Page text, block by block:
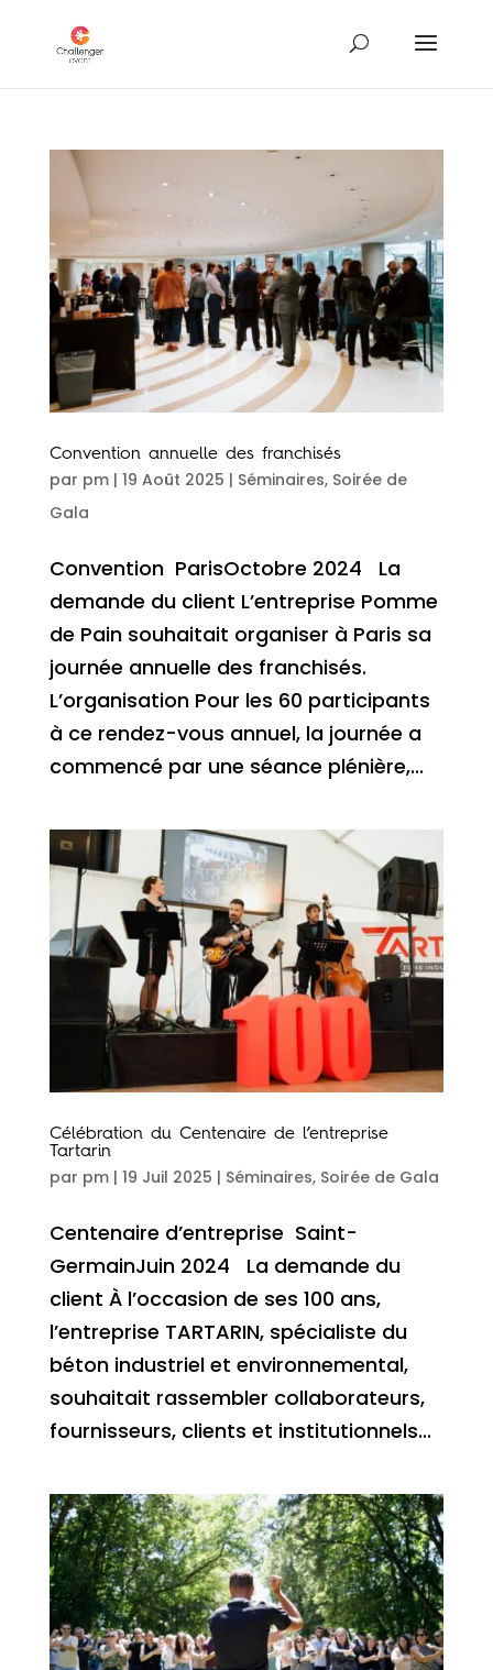
Convention annuelle des franchisés
par pm| 19 Août 2025 | Séminaires, Soirée de
Gala
Convention ParisOctobre 2024 La
demande du client L’entreprise Pomme
de Pain souhaitait organiser à Paris sa
journée annuelle des franchisés.
L’organisation Pour les 60 participants
à ce rendez-vous annuel, la journée a
commencé par une séance plénière,...
Célébration du Centenaire de l’entreprise
Tartarin
par pm| 19 Juil 2025 | Séminaires, Soirée de Gala
Centenaire d’entreprise Saint-
GermainJuin 2024 La demande du
client À l’occasion de ses 100 ans,
l’entreprise TARTARIN, spécialiste du
béton industriel et environnemental,
souhaitait rassembler collaborateurs,
fournisseurs, clients et institutionnels...